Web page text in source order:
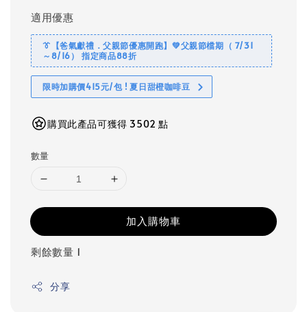
適用優惠
👔【爸氣獻禮．父親節優惠開跑】💚父親節檔期（ 7/31
～8/16） 指定商品88折
限時加購價415元/包 ! 夏日甜橙咖啡豆
購買此產品可獲得 3502 點
數量
加入購物車
剩餘數量 1
分享